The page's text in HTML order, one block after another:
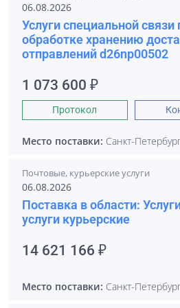
06.08.2026
Услуги специальной
обработке хранению
отправлений d26np00502
1 073 600 ₽
Протокол
Место поставки: Санкт-
Почтовые, курьерские услуги
06.08.2026
Поставка в области:
услуги курьерские
14 621 166 ₽
Место поставки: Санкт-